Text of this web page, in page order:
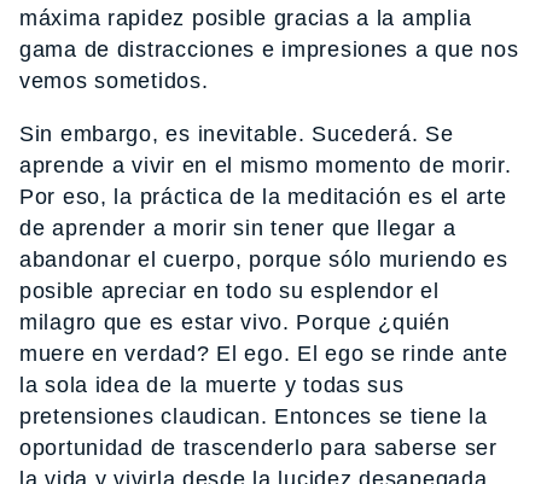
máxima rapidez posible gracias a la amplia
gama de distracciones e impresiones a que nos
vemos sometidos.
Sin embargo, es inevitable. Sucederá. Se
aprende a vivir en el mismo momento de morir.
Por eso, la práctica de la meditación es el arte
de aprender a morir sin tener que llegar a
abandonar el cuerpo, porque sólo muriendo es
posible apreciar en todo su esplendor el
milagro que es estar vivo. Porque ¿quién
muere en verdad? El ego. El ego se rinde ante
la sola idea de la muerte y todas sus
pretensiones claudican. Entonces se tiene la
oportunidad de trascenderlo para saberse ser
la vida y vivirla desde la lucidez desapegada